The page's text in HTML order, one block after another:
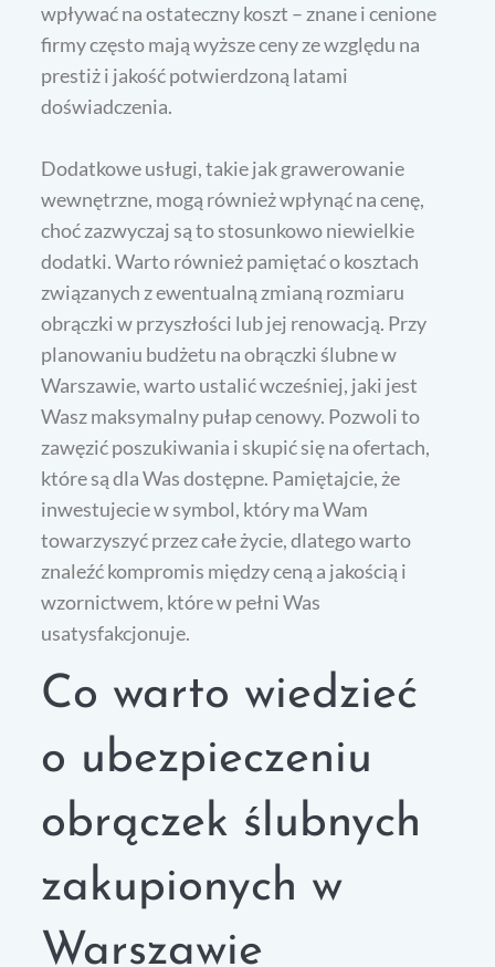
wpływać na ostateczny koszt – znane i cenione
firmy często mają wyższe ceny ze względu na
prestiż i jakość potwierdzoną latami
doświadczenia.
Dodatkowe usługi, takie jak grawerowanie
wewnętrzne, mogą również wpłynąć na cenę,
choć zazwyczaj są to stosunkowo niewielkie
dodatki. Warto również pamiętać o kosztach
związanych z ewentualną zmianą rozmiaru
obrączki w przyszłości lub jej renowacją. Przy
planowaniu budżetu na obrączki ślubne w
Warszawie, warto ustalić wcześniej, jaki jest
Wasz maksymalny pułap cenowy. Pozwoli to
zawęzić poszukiwania i skupić się na ofertach,
które są dla Was dostępne. Pamiętajcie, że
inwestujecie w symbol, który ma Wam
towarzyszyć przez całe życie, dlatego warto
znaleźć kompromis między ceną a jakością i
wzornictwem, które w pełni Was
usatysfakcjonuje.
Co warto wiedzieć
o ubezpieczeniu
obrączek ślubnych
zakupionych w
Warszawie